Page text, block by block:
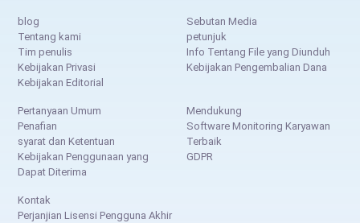
blog
Tentang kami
Tim penulis
Kebijakan Privasi
Kebijakan Editorial
Sebutan Media
petunjuk
Info Tentang File yang Diunduh
Kebijakan Pengembalian Dana
Pertanyaan Umum
Penafian
syarat dan Ketentuan
Kebijakan Penggunaan yang
Dapat Diterima
Mendukung
Software Monitoring Karyawan
Terbaik
GDPR
Kontak
Perjanjian Lisensi Pengguna Akhir